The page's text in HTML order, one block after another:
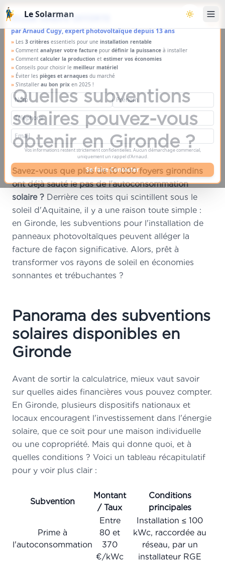
×
Étude solaire OFFERTE
par Arnaud Cugy, expert photovoltaïque depuis 13 ans
» Les 3 critères essentiels pour une installation rentable
» Comment analyser votre facture pour définir la puissance à installer
» Comment calculer la production et estimer vos économies
» Conseils pour choisir le meilleur matériel
» Éviter les pièges et arnaques du marché
» S'installer au bon prix en 2025 !
Vos informations restent strictement confidentielles. Aucun démarchage commercial,
uniquement un rappel d'Arnaud.
Se faire Contacter
Aller au contenu principal
Le Solarman Basculer
Quelles subventions
solaires pouvez-vous
obtenir en Gironde ?
Savez-vous que plus de 10 000 foyers girondins
ont déjà sauté le pas de l'autoconsommation
solaire ? Derrière ces toits qui scintillent sous le
soleil d'Aquitaine, il y a une raison toute simple :
en Gironde, les subventions pour l'installation de
panneaux photovoltaïques peuvent alléger la
facture de façon significative. Alors, prêt à
transformer vos rayons de soleil en économies
sonnantes et trébuchantes ?
Panorama des subventions
solaires disponibles en
Gironde
Avant de sortir la calculatrice, mieux vaut savoir
sur quelles aides financières vous pouvez compter.
En Gironde, plusieurs dispositifs nationaux et
locaux encouragent l'investissement dans l'énergie
solaire, que ce soit pour une maison individuelle
ou une copropriété. Mais qui donne quoi, et à
quelles conditions ? Voici un tableau récapitulatif
pour y voir plus clair :
Subvention
Montant
/ Taux
Conditions
principales
Prime à
l'autoconsommation
Entre
80 et
370
€/kWc
Installation ≤ 100
kWc, raccordée au
réseau, par un
installateur RGE